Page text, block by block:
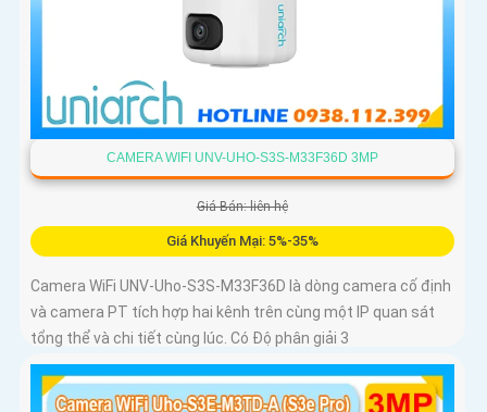
CAMERA WIFI UNV-UHO-S3S-M33F36D 3MP
Giá Bán: liên hệ
Giá Khuyến Mại: 5%-35%
Camera WiFi UNV-Uho-S3S-M33F36D là dòng camera cố định
và camera PT tích hợp hai kênh trên cùng một IP quan sát
tổng thể và chi tiết cùng lúc. Có Độ phân giải 3